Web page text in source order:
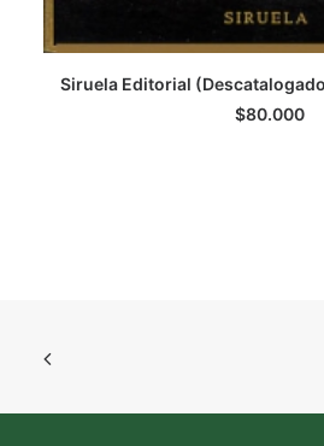
LEER MÁS
Siruela Editorial
$80.000